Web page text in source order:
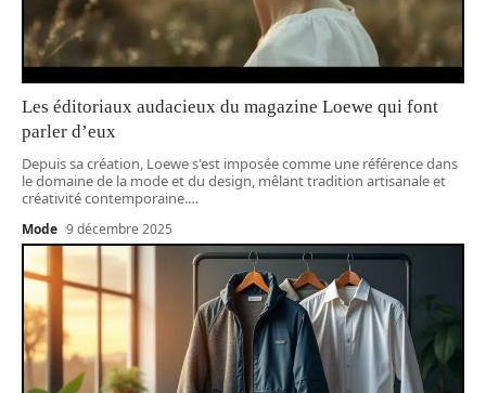
Les éditoriaux audacieux du magazine Loewe qui font
parler d’eux
Depuis sa création, Loewe s'est imposée comme une référence dans
le domaine de la mode et du design, mêlant tradition artisanale et
créativité contemporaine.…
Mode 9 décembre 2025